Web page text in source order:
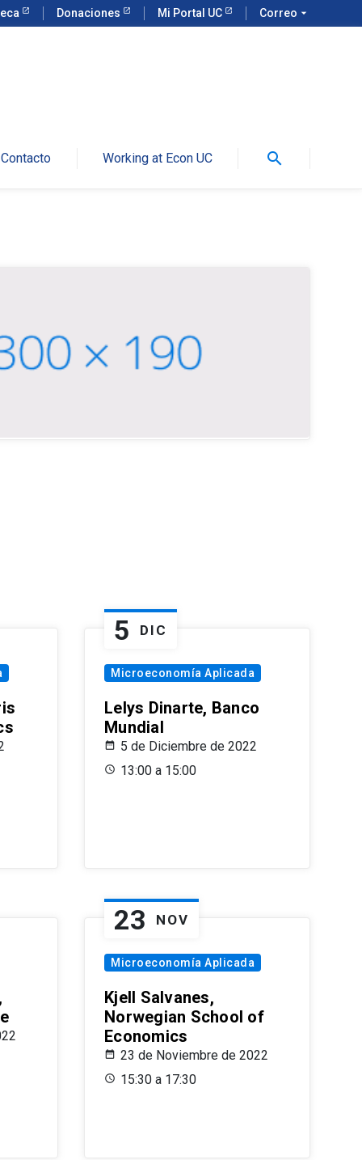
Donaciones Mi Portal UC Correo arrow_drop_down
Contacto Working at Econ UC search
5 DIC
Microeconomía Aplicada
Lelys Dinarte, Banco
Mundial
5 de Diciembre de 2022
13:00 a 15:00
23 NOV
Microeconomía Aplicada
Kjell Salvanes,
Norwegian School of
Economics
23 de Noviembre de 2022
15:30 a 17:30